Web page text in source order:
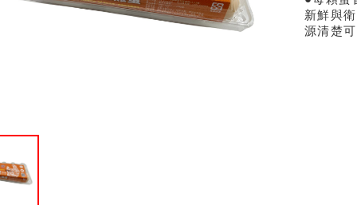
新鮮與
源清楚